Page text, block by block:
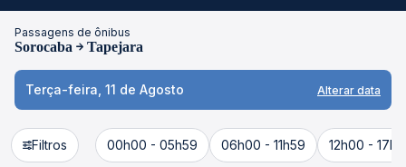
Passagens de ônibus
Sorocaba Tapejara
Terça-feira, 11 de Agosto Alterar data
Filtros 00h00 - 05h59 06h00 - 11h59 12h00 -